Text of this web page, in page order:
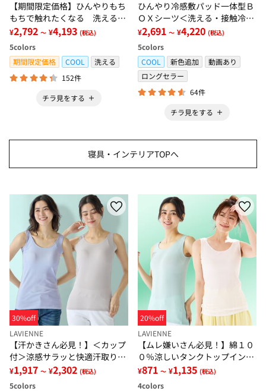
【期間限定価格】ひんやりもち
もちで触れたくなる 洗えるラ
グ＜低反発・滑りにくい・接触
冷感・防ダニ・カーペット＞
¥2,792 ～ ¥4,193 (税込)
5colors
期間限定価格
COOL
洗える
152件
チラ見をする
ひんやり冷感敷パッド一体型Ｂ
ＯＸシーツ＜洗える・接触冷
感・抗菌防臭・時短・家事楽・
ボックスシーツ・寝苦しさ対策
＞
¥2,691 ～ ¥4,220 (税込)
5colors
COOL
新色追加
動画あり
ロングセラー
64件
チラ見をする
寝具・インテリアTOPへ
30%off
LAVIENNE
【汗かきさん必見！】＜カップ
付＞涼感サラッと快適汗取りタ
ンクトップインナー＜さらりラ
ボ＞
¥1,917 ～ ¥2,302 (税込)
5colors
20%off
LAVIENNE
【ムレ嫌いさん必見！】綿１０
０％涼しいタンクトップインナ
ー＜さらりラボ＞
¥871 ～ ¥1,135 (税込)
4colors